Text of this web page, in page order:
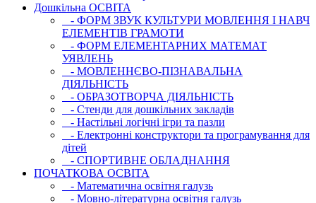
Дошкільна ОСВIТА
- ФОРМ ЗВУК КУЛЬТУРИ МОВЛЕННЯ І НАВЧ
ЕЛЕМЕНТІВ ГРАМОТИ
- ФОРМ ЕЛЕМЕНТАРНИХ МАТЕМАТ
УЯВЛЕНЬ
- МОВЛЕННЄВО-ПІЗНАВАЛЬНА
ДІЯЛЬНІСТЬ
- ОБРАЗОТВОРЧА ДІЯЛЬНІСТЬ
- Стенди для дошкільних закладів
- Настільні логічні ігри та пазли
- Електронні конструктори та програмування для
дітей
- СПОРТИВНЕ ОБЛАДНАННЯ
ПОЧАТКОВА ОСВIТА
- Математична освітня галузь
- Мовно-літературна освітня галузь